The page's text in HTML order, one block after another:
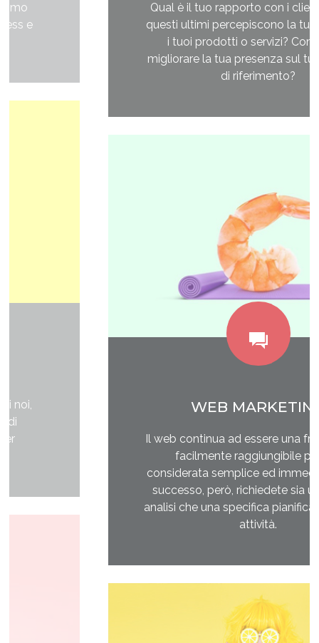
Qual è il tuo rapporto con i clienti e come
questi ultimi percepiscono la tua impresa e
i tuoi prodotti o servizi? Come puoi
migliorare la tua presenza sul tuo mercato
WEB MARKETING
Il web continua ad essere una frontiera non
facilmente raggiungibile perchè
considerata semplice ed immediata. Avere
successo, però, richiedete sia un' attenta
analisi che una specifica pianificazione delle